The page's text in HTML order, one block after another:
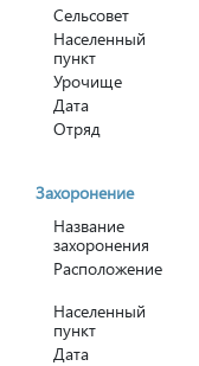
Сельсовет
Населенный
пункт
Урочище
Дата
Отряд
Захоронение
Название
захоронения
Расположение
Населенный
пункт
Дата